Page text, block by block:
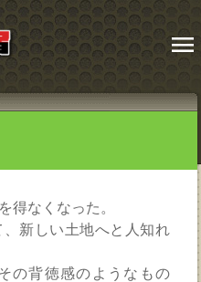
menu
得なくなった。
新しい土地へと人知れ
の背徳感のようなもの